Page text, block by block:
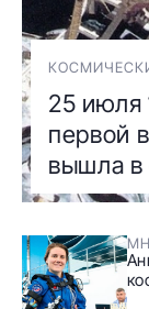
25 июля
первой
вышла в